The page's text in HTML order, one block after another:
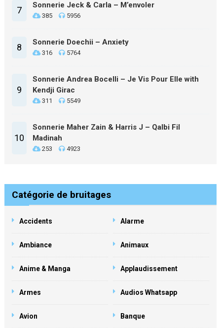
7 Sonnerie Jeck & Carla – M’envoler
385 5956
8 Sonnerie Doechii – Anxiety
316 5764
9
Sonnerie Andrea Bocelli – Je Vis Pour Elle with
Kendji Girac
311 5549
10
Sonnerie Maher Zain & Harris J – Qalbi Fil
Madinah
253 4923
Catégorie de bruitages
Accidents Alarme
Ambiance Animaux
Anime & Manga Applaudissement
Armes Audios Whatsapp
Avion Banque